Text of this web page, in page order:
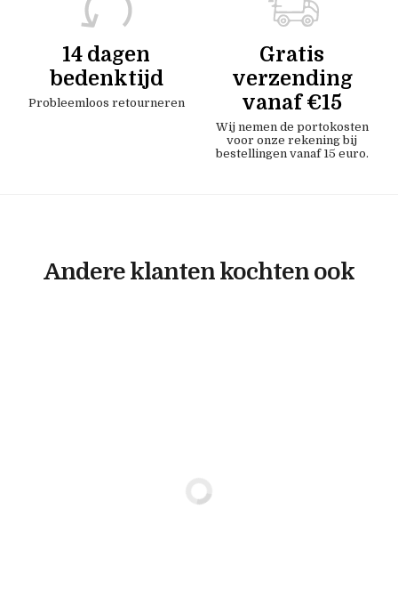
14 dagen
bedenktijd
Probleemloos retourneren
Gratis
verzending
vanaf €15
Wij nemen de portokosten
voor onze rekening bij
bestellingen vanaf 15 euro.
Andere klanten kochten ook